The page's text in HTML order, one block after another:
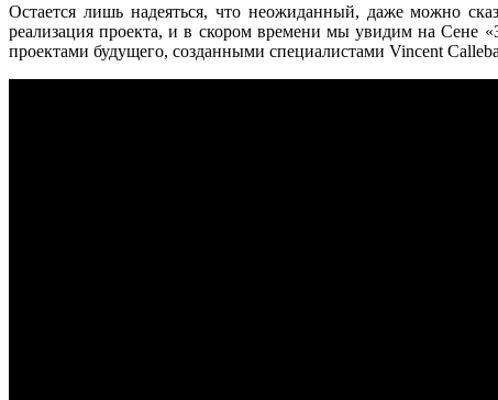
Остается лишь надеяться, что неожиданный, даже можно
реализация проекта, и в скором времени мы увидим на
проектами будущего, созданными специалистами Vincent